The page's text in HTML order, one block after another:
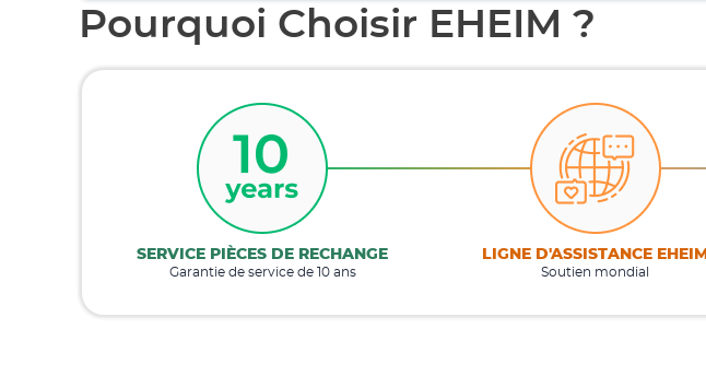
Pourquoi Choisir EHEIM ?
SERVICE PIÈCES DE RECHANGE
Garantie de service de 10 ans
LIGNE D'ASSISTANCE EHEIM
Soutien mondial